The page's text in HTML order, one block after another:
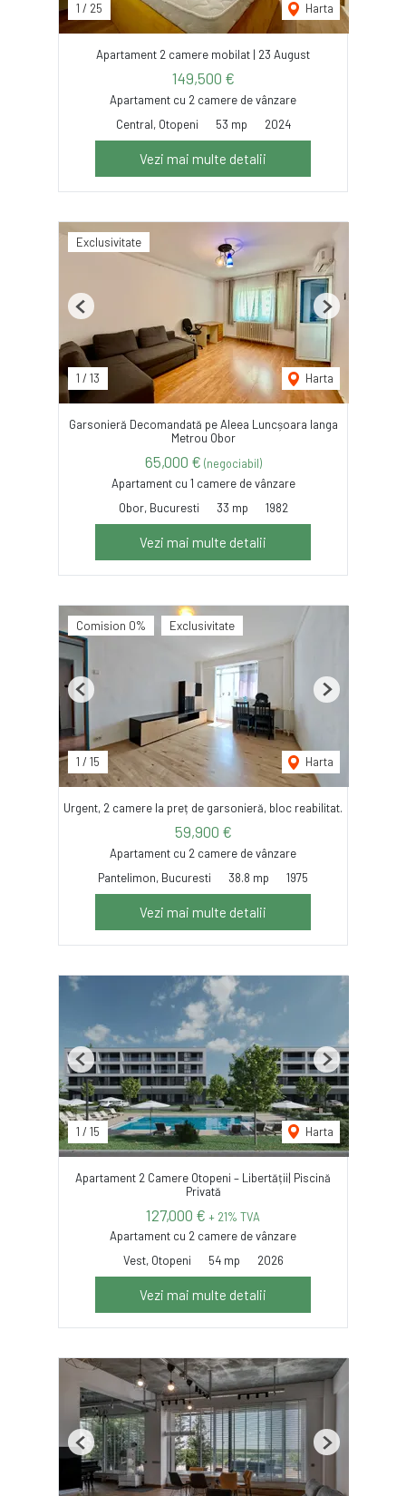
1 / 25 Harta
Apartament 2 camere mobilat | 23 August
149,500 €
Apartament cu 2 camere de vânzare
Central, Otopeni
53 mp 2024
Vezi mai multe detalii
Exclusivitate
1 / 13 Harta
Previous Next
Garsonieră Decomandată pe Aleea Luncșoara langa
Metrou Obor
65,000 € (negociabil)
Apartament cu 1 camere de vânzare
Obor, Bucuresti
33 mp 1982
Vezi mai multe detalii
Comision 0% Exclusivitate
1 / 15 Harta
Previous Next
Urgent, 2 camere la preț de garsonieră, bloc reabilitat.
59,900 €
Apartament cu 2 camere de vânzare
Pantelimon, Bucuresti
38.8 mp 1975
Vezi mai multe detalii
1 / 15 Harta
Previous Next
Apartament 2 Camere Otopeni – Libertății| Piscină
Privată
127,000 € + 21% TVA
Apartament cu 2 camere de vânzare
Vest, Otopeni
54 mp 2026
Vezi mai multe detalii
Previous Next